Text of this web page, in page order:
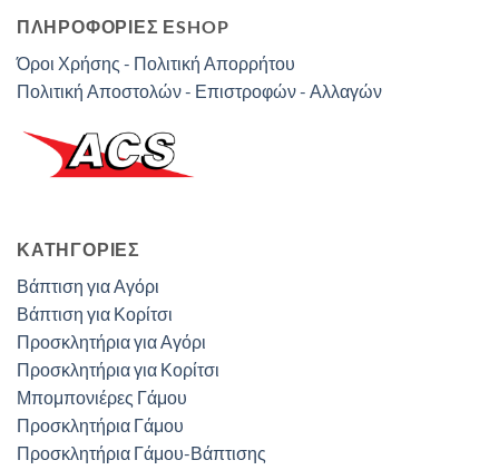
ΠΛΗΡΟΦΟΡΙΕΣ ΕSHOP
Όροι Χρήσης - Πολιτική Απορρήτου
Πολιτική Αποστολών - Επιστροφών - Αλλαγών
ΚΑΤΗΓΟΡΊΕΣ
Βάπτιση για Αγόρι
Βάπτιση για Κορίτσι
Προσκλητήρια για Αγόρι
Προσκλητήρια για Κορίτσι
Μπομπονιέρες Γάμου
Προσκλητήρια Γάμου
Προσκλητήρια Γάμου-Βάπτισης